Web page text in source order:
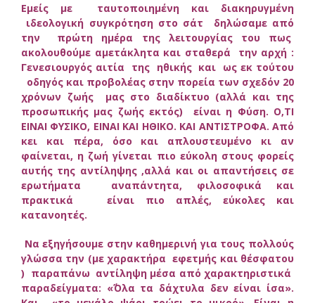
Εμείς με ταυτοποιημένη και διακηρυγμένη
ιδεολογική συγκρότηση στο σάτ δηλώσαμε από
την πρώτη ημέρα της λειτουργίας του πως
ακολουθούμε αμετάκλητα και σταθερά την αρχή :
Γενεσιουργός αιτία της ηθικής και ως εκ τούτου
οδηγός και προβολέας στην πορεία των σχεδόν 20
χρόνων ζωής μας στο διαδίκτυο (αλλά και της
προσωπικής μας ζωής εκτός) είναι η Φύση. Ο,ΤΙ
ΕΙΝΑΙ ΦΥΣΙΚΟ, ΕΙΝΑΙ ΚΑΙ ΗΘΙΚΟ. ΚΑΙ ΑΝΤΙΣΤΡΟΦΑ. Από
κει και πέρα, όσο και απλουστευμένο κι αν
φαίνεται, η ζωή γίνεται πιο εύκολη στους φορείς
αυτής της αντίληψης ,αλλά και οι απαντήσεις σε
ερωτήματα αναπάντητα, φιλοσοφικά και
πρακτικά είναι πιο απλές, εύκολες και
κατανοητές.
Να εξηγήσουμε στην καθημερινή για τους πολλούς
γλώσσα την (με χαρακτήρα εφετμής και θέσφατου
) παραπάνω αντίληψη μέσα από χαρακτηριστικά
παραδείγματα: «΄Όλα τα δάχτυλα δεν είναι ίσα».